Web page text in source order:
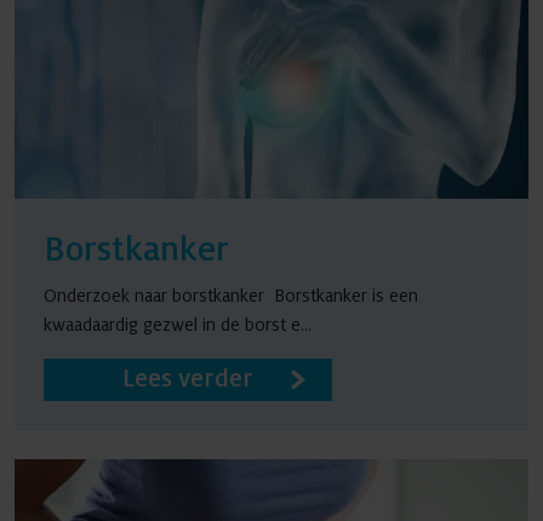
Borstkanker
Onderzoek naar borstkanker Borstkanker is een
kwaadaardig gezwel in de borst e...
Lees verder